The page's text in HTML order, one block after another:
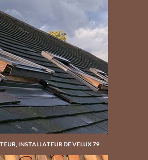
INSTALLATEUR DE VELUX 79